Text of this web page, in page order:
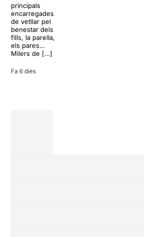
principals
encarregades
de vetllar pel
benestar dels
fills, la parella,
els pares…
Milers de […]
Fa 6 dies